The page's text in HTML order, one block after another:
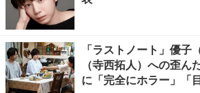
「ラストノート」優子
（寺西拓人）への歪ん
に「完全にホラー」「